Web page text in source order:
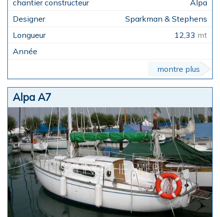
Alpa
Sparkman & Stephens
12,33 mt
montre plus
Alpa A7